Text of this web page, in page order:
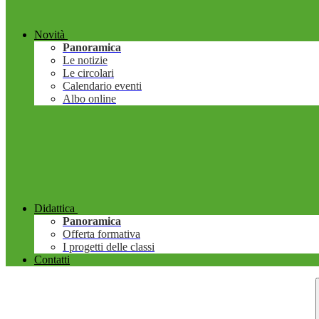
Novità
Panoramica
Le notizie
Le circolari
Calendario eventi
Albo online
Didattica
Panoramica
Offerta formativa
I progetti delle classi
Contatti